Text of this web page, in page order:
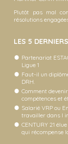
Plutôt pas mal
résolutions
LES 5
Partenariat
Ligue 1
Faut-il un
DRH.
Comment
compétences et
Salarié VRP ou
travailler dans l
CENTURY 21
qui récompense